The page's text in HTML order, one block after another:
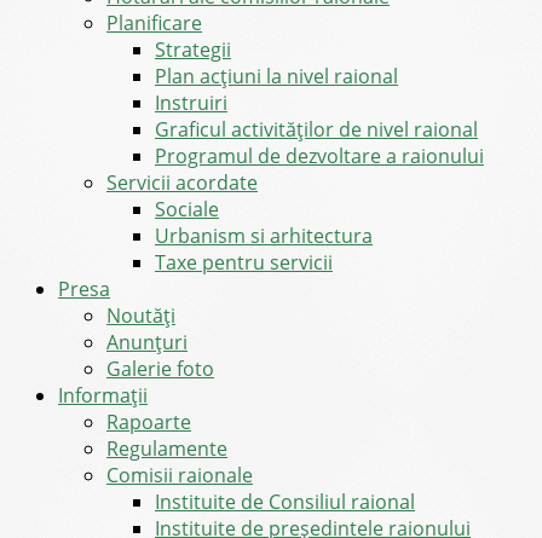
Planificare
Strategii
Plan acțiuni la nivel raional
Instruiri
Graficul activităților de nivel raional
Programul de dezvoltare a raionului
Servicii acordate
Sociale
Urbanism si arhitectura
Taxe pentru servicii
Presa
Noutăţi
Anunţuri
Galerie foto
Informații
Rapoarte
Regulamente
Comisii raionale
Instituite de Consiliul raional
Instituite de președintele raionului